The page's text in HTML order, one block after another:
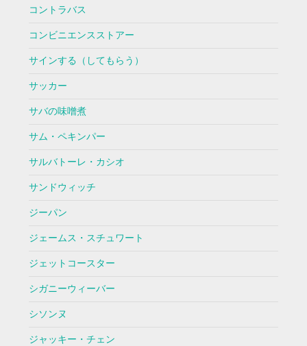
コントラバス
コンビニエンスストアー
サインする（してもらう）
サッカー
サバの味噌煮
サム・ペキンパー
サルバトーレ・カシオ
サンドウィッチ
ジーパン
ジェームス・スチュワート
ジェットコースター
シガニーウィーバー
シソンヌ
ジャッキー・チェン